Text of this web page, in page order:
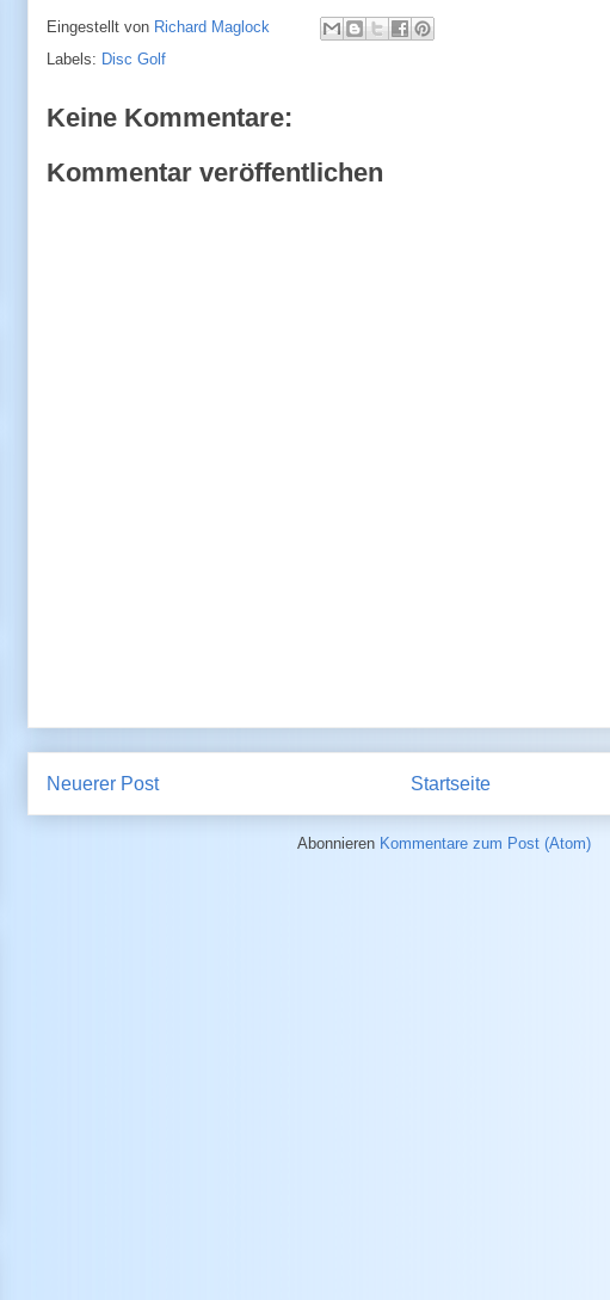
Eingestellt von Richard Maglock
Labels: Disc Golf
Keine Kommentare:
Kommentar veröffentlichen
Neuerer Post Startseite
Abonnieren Kommentare zum Post (Atom)